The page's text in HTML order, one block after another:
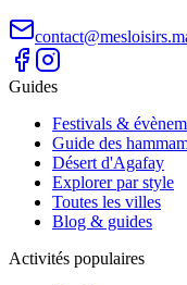
Guides
Festivals &
Guide des
Désert d'Agafay
Explorer par style
Toutes les villes
Blog & guides
Activités populaires